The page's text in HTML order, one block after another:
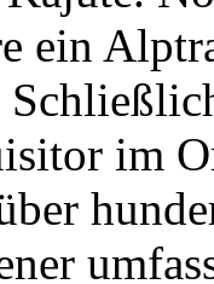
ein
im